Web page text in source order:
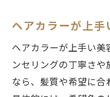
ヘアカラーが上手
ヘアカラーが上手い美
ンセリングの丁寧さや
なら、髪質や希望に合